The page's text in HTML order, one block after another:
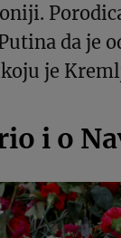
da je
je
i o